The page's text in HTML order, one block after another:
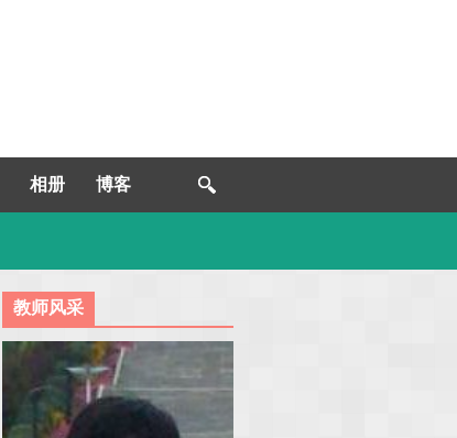
相册 博客
教师风采